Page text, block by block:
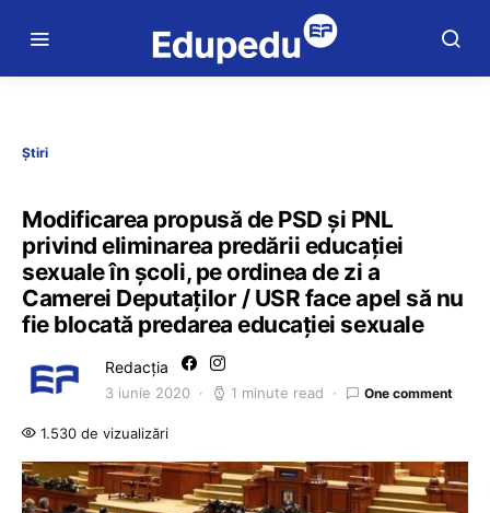
Știri
Modificarea propusă de PSD și PNL
privind eliminarea predării educației
sexuale în școli, pe ordinea de zi a
Camerei Deputaților / USR face apel să nu
fie blocată predarea educației sexuale
Redacția
3 iunie 2020 1 minute read One comment
1.530 de vizualizări